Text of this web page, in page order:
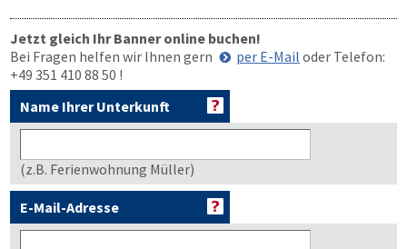
Jetzt gleich Ihr Banner online buchen!
Bei Fragen helfen wir Ihnen gern
per E-Mail oder Telefon:
+49 351 410 88 50 !
Name Ihrer Unterkunft
(z.B. Ferienwohnung Müller)
E-Mail-Adresse